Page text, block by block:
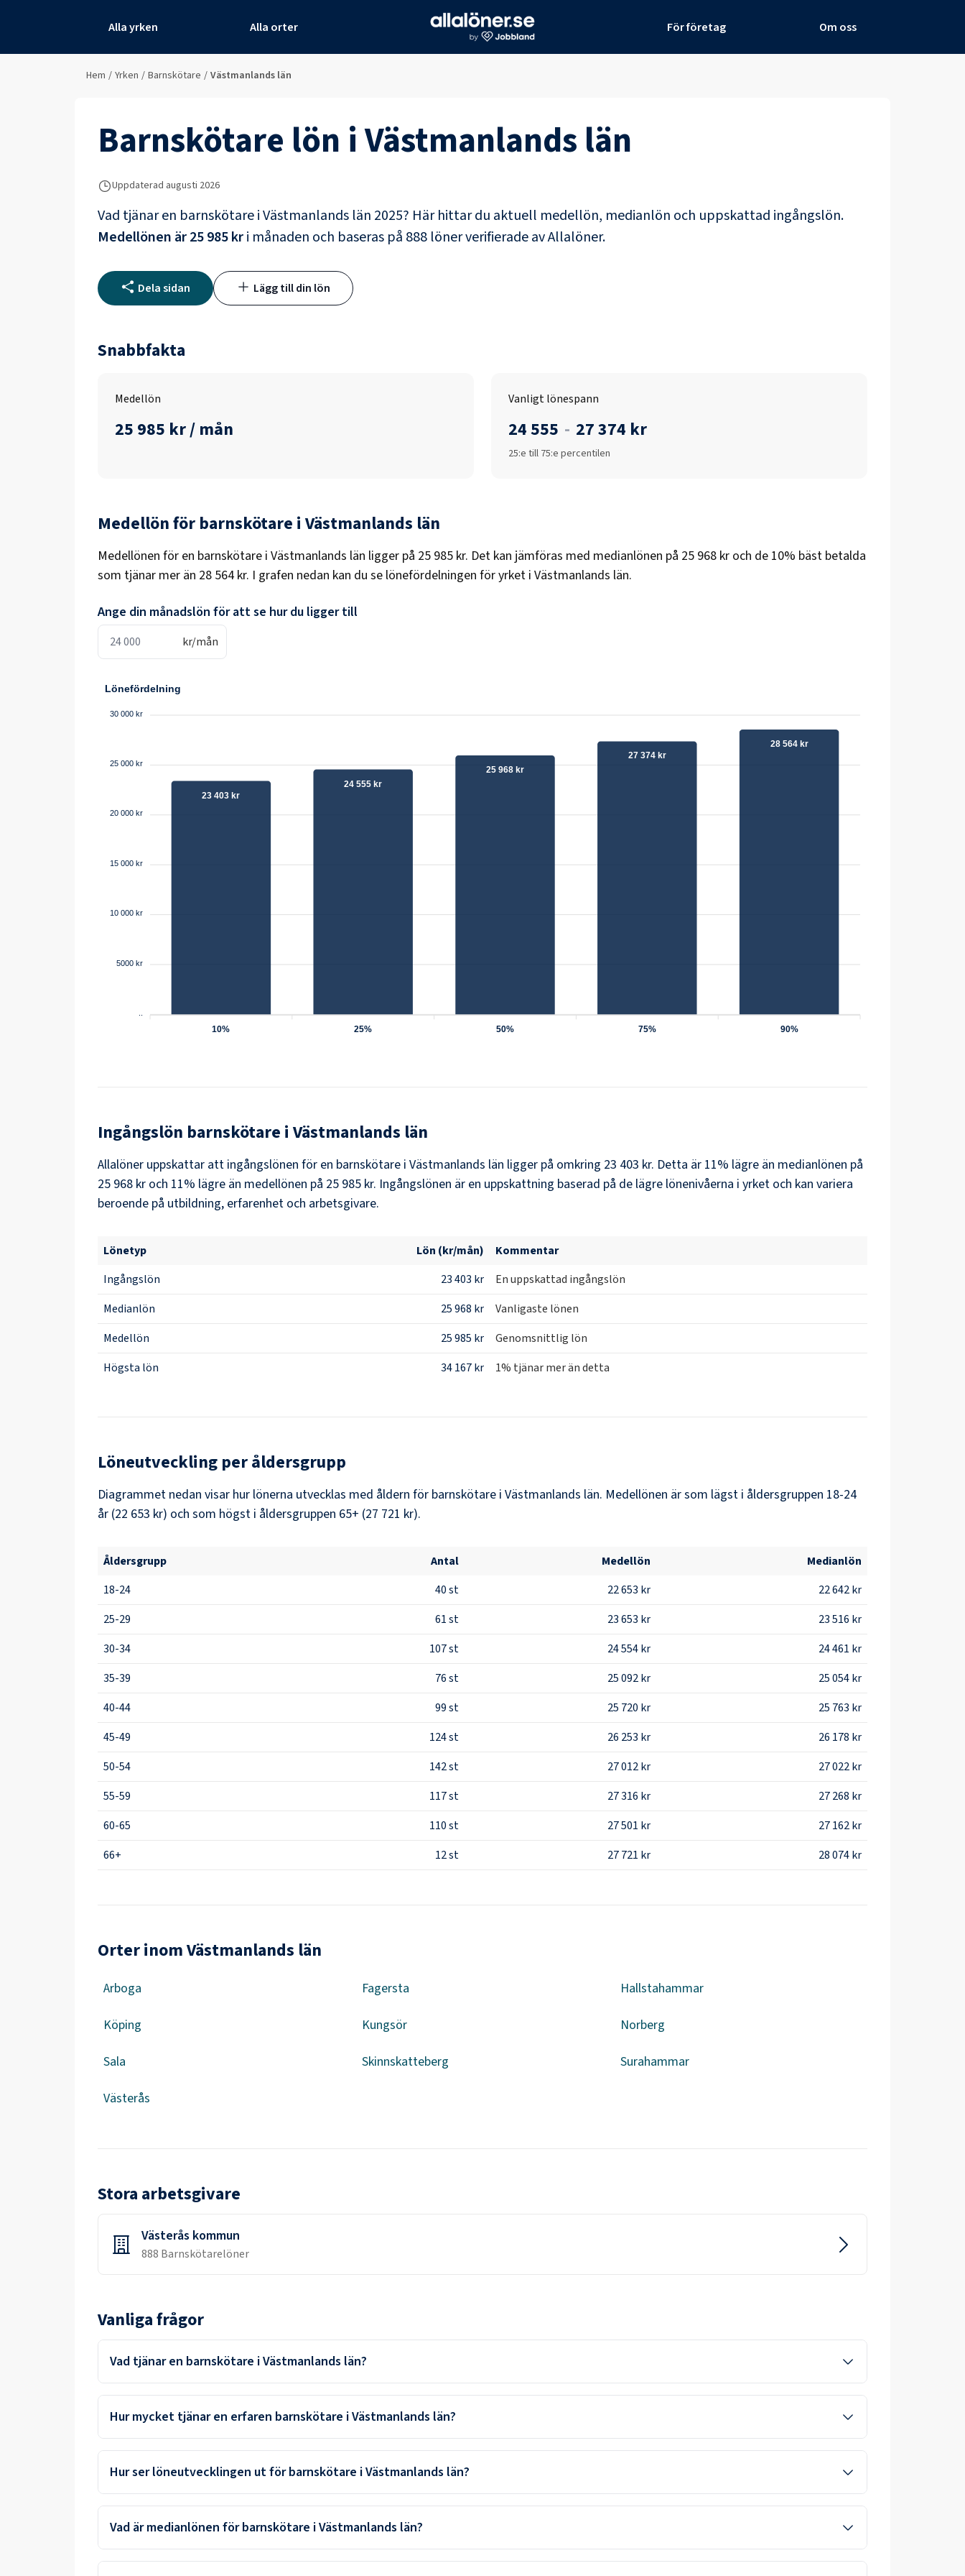
Alla yrken Alla orter För företag Om oss
Hem / Yrken / Barnskötare / Västmanlands län
Barnskötare lön iVästmanlands län
Uppdaterad augusti 2026
Vad tjänar en barnskötareiVästmanlands län 2025? Här hittar du aktuell medellön, medianlön och uppskattad ingångslön.
Medellönen är25 985 kri månaden och baseras på 888 löner verifierade av Allalöner.
Dela sidan Lägg till din lön
Snabbfakta
Medellön
25 985 kr / mån
Vanligt lönespann
24 555 - 27 374 kr
25:e till 75:e percentilen
Medellön för barnskötare i Västmanlands län
Medellönen för en barnskötare i Västmanlands län ligger på 25 985 kr. Det kan jämföras med medianlönen på 25 968 kr och de 10% bäst betalda
som tjänar mer än 28 564 kr. I grafen nedan kan du se lönefördelningen för yrket i Västmanlands län.
Ange din månadslön för att se hur du ligger till
kr/mån
Lönefördelning
30 000 kr
25 000 kr
20 000 kr
15 000 kr
10 000 kr
5000 kr
23 403 kr
24 555 kr
25 968 kr
27 374 kr
28 564 kr
10% 25% 50% 75% 90%
Ingångslön barnskötare i Västmanlands län
Allalöner uppskattar att ingångslönen för en barnskötare i Västmanlands län ligger på omkring 23 403 kr. Detta är 11% lägre än medianlönen på
25 968 kr och 11% lägre än medellönen på 25 985 kr. Ingångslönen är en uppskattning baserad på de lägre lönenivåerna i yrket och kan variera
beroende på utbildning, erfarenhet och arbetsgivare.
Lönetyp Lön (kr/mån)
Kommentar
Ingångslön
23 403 kr
En uppskattad ingångslön
Medianlön
25 968 kr
Vanligaste lönen
Medellön
25 985 kr
Genomsnittlig lön
Högsta lön
34 167 kr 1% tjänar mer än detta
Löneutveckling per åldersgrupp
Diagrammet nedan visar hur lönerna utvecklas med åldern för barnskötare i Västmanlands län. Medellönen är som lägst i åldersgruppen 18-24
år (22 653 kr) och som högst i åldersgruppen 65+ (27 721 kr).
Åldersgrupp Antal Medellön
Medianlön
18-24
40st 22 653 kr
22 642 kr
25-29
61st 23 653 kr
23 516 kr
30-34
107st 24 554 kr
24 461 kr
35-39
76st 25 092 kr
25 054 kr
40-44
99st 25 720 kr
25 763 kr
45-49
124st 26 253 kr
26 178 kr
50-54
142st 27 012 kr
27 022 kr
55-59
117st 27 316 kr
27 268 kr
60-65
110st 27 501 kr
27 162 kr
66+
12st 27 721 kr 28 074 kr
Orter inom Västmanlands län
Arboga Fagersta Hallstahammar
Köping Kungsör Norberg
Sala Skinnskatteberg Surahammar
Västerås
Stora arbetsgivare
Västerås kommun
888 Barnskötarelöner
Vanliga frågor
Vad tjänar en barnskötare i Västmanlands län?
Hur mycket tjänar en erfaren barnskötare i Västmanlands län?
Hur ser löneutvecklingen ut för barnskötare i Västmanlands län?
Vad är medianlönen för barnskötare i Västmanlands län?